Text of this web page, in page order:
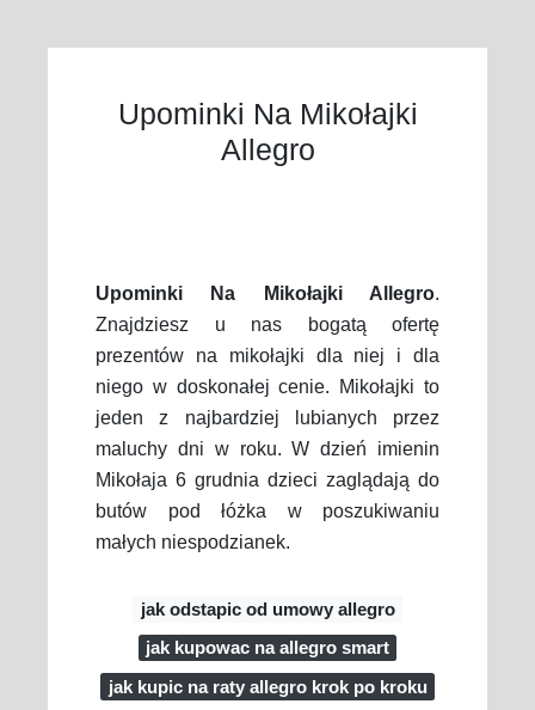
Upominki Na Mikołajki
Allegro
Upominki Na Mikołajki Allegro.
Znajdziesz u nas bogatą ofertę
prezentów na mikołajki dla niej i dla
niego w doskonałej cenie. Mikołajki to
jeden z najbardziej lubianych przez
maluchy dni w roku. W dzień imienin
Mikołaja 6 grudnia dzieci zaglądają do
butów pod łóżka w poszukiwaniu
małych niespodzianek.
jak odstapic od umowy allegro
jak kupowac na allegro smart
jak kupic na raty allegro krok po kroku